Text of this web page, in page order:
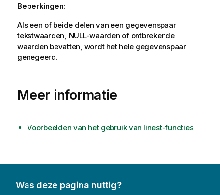
Beperkingen:
Als een of beide delen van een gegevenspaar
tekstwaarden, NULL-waarden of ontbrekende
waarden bevatten, wordt het hele gegevenspaar
genegeerd.
Meer informatie
Voorbeelden van het gebruik van linest-functies
Was deze pagina nuttig?